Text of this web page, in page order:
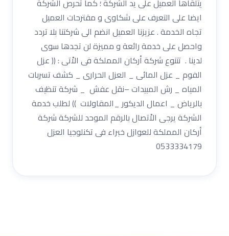
يتلقاها العميل على يد الشركة ؛ كما تحرص الشركة
ايضا على التعرف على شكاوى و مقترحات العميل
تجاه الخدمة . عزيزنا العميل انضم الى شركتنا بلا تردد
واحصل على خدمة رائعة و مميزة لن تجدها سوى
لدينا . تتنوع شركة أركان المملكة فى الاْتى : (( عزل
الفوم _ عزل المائى _ العزل الحرارى _ كشف تسربات
المياه _ رش المبيدات –نقل عفش _ شركة تنظيف
بالرياض _ اعمال الديكور _المقاولات )) لطلب خدمة
الشركة يرجى الاْتصال بالرقم الموحد للشركة شركة
أركان المملكة للعوازل خبراء فى تكنلوجيا العزل
0533334179